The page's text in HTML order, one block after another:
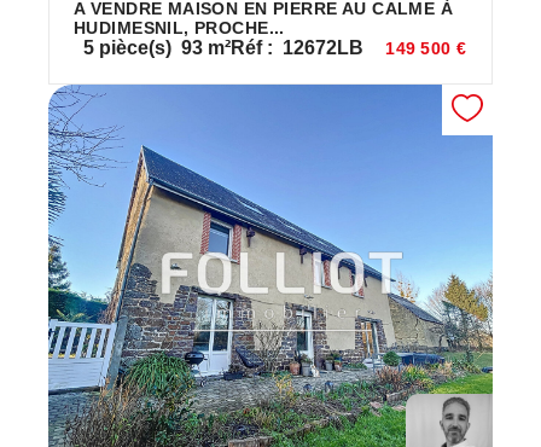
A VENDRE MAISON EN PIERRE AU CALME À
HUDIMESNIL, PROCHE...
5 pièce(s) 93 m²Réf : 12672LB 149 500 €